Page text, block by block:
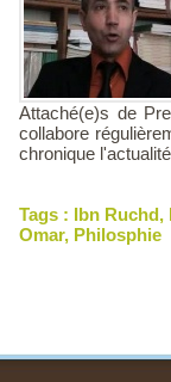
Attaché(e)s de
collabore
chronique
Tags : Ibn Ruchd,
Omar, Philosphie